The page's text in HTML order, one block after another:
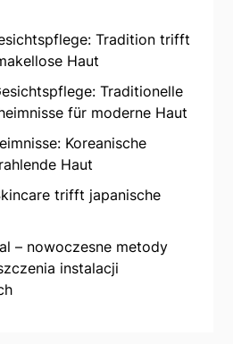
Tradition trifft
Haut
Traditionelle
für moderne Haut
Koreanische
Haut
trifft japanische
– nowoczesne metody
instalacji